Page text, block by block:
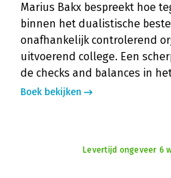
Marius Bakx bespreekt hoe
binnen het dualistische
onafhankelijk controlerend
uitvoerend college. Een
de checks and balances in
Boek bekijken
Levertijd ongeveer 6